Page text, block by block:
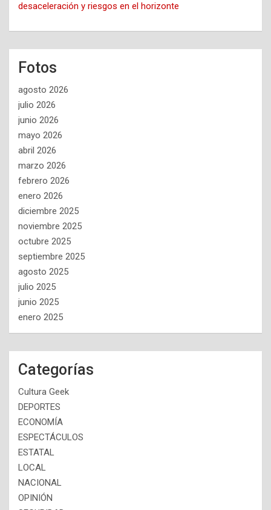
desaceleración y riesgos en el horizonte
Fotos
agosto 2026
julio 2026
junio 2026
mayo 2026
abril 2026
marzo 2026
febrero 2026
enero 2026
diciembre 2025
noviembre 2025
octubre 2025
septiembre 2025
agosto 2025
julio 2025
junio 2025
enero 2025
Categorías
Cultura Geek
DEPORTES
ECONOMÍA
ESPECTÁCULOS
ESTATAL
LOCAL
NACIONAL
OPINIÓN